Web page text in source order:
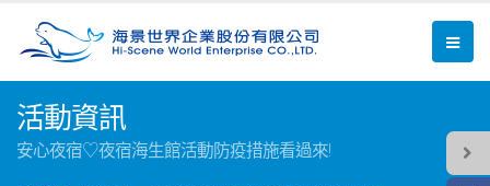
活動資訊
安心夜宿♡夜宿海生館活動防疫措施看過來!